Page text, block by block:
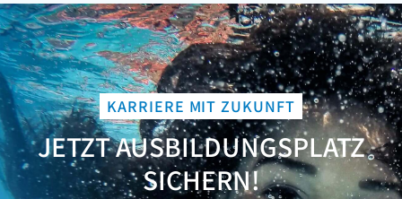
KARRIERE MIT ZUKUNFT
JETZT AUSBILDUNGSPLATZ
SICHERN!